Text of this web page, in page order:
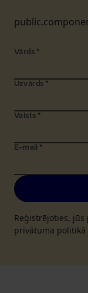
Vārds *
Uzvārds *
Valsts *
E-mail *
Reģistrējoties,
privātuma politikā